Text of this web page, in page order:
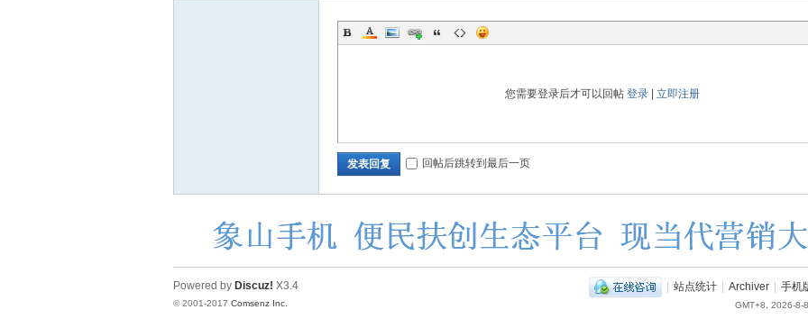
您需要登录后才可以回帖 登录| 立即注册
发表回复 回帖后跳转到最后一页
| 站点统计 | Archiver | 手机
GMT+8, 2026-8-
Powered by Discuz! X3.4
© 2001-2017 Comsenz Inc.